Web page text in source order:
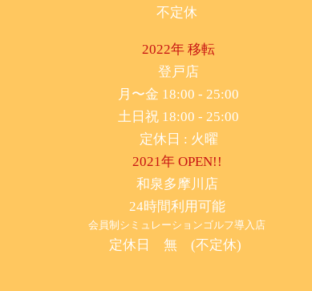
不定休
2022年 移転
​登戸店
月〜金 18:00 - 25:00
土日祝 18:00 - 25:00
​定休日 : 火曜
2021年 OPEN!!
​和泉多摩川店
24時間利用可能
​会員制シミュレーションゴルフ導入店
定休日 無 (不定休)